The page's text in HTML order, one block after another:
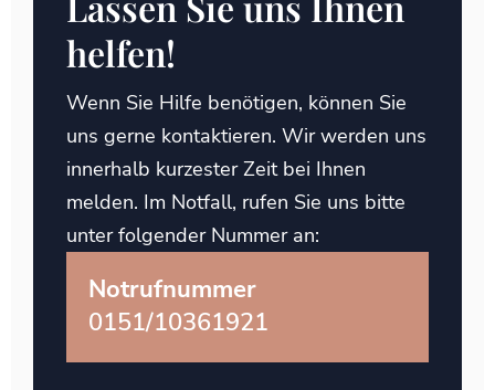
helfen!
Wenn Sie Hilfe benötigen, können Sie
uns gerne kontaktieren. Wir werden uns
innerhalb kurzester Zeit bei Ihnen
melden. Im Notfall, rufen Sie uns bitte
unter folgender Nummer an:
Notrufnummer
0151/10361921